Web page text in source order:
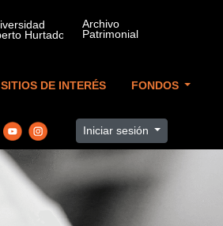
SITIOS DE INTERÉS FONDOS
Iniciar sesión